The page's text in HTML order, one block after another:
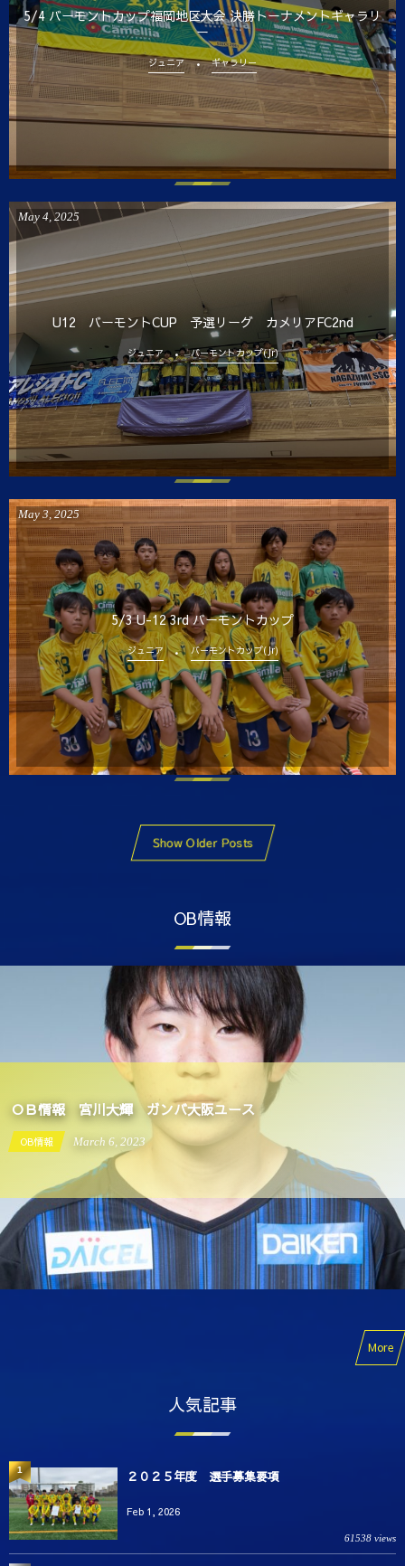
5/4 バーモントカップ福岡地区大会 決勝トーナメントギャラリ
ー
ジュニア ギャラリー
U12 バーモントCUP 予選リーグ カメリアFC2nd
May 4 ,2025
ジュニア バーモントカップ(Jr)
5/3 U-12 3rd バーモントカップ
May 3,2025
ジュニア バーモントカップ(Jr)
Show Older Posts
OB情報
ＯＢ情報 宮川大輝 ガンバ大阪ユース
OB情報 March 6, 2023
More
人気記事
２０２５年度 選手募集要項
Feb 1, 2026
61538 views
1